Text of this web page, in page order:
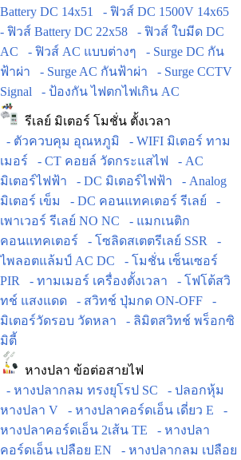
Battery DC 14x51
- ฟิวส์ DC 1500V 14x65
- ฟิวส์ Battery DC 22x58
- ฟิวส์ ใบมีด DC
AC
- ฟิวส์ AC แบบต่างๆ
- Surge DC กัน
ฟ้าผ่า
- Surge AC กันฟ้าผ่า
- Surge CCTV
Signal
- ป้องกัน ไฟตกไฟเกิน AC
รีเลย์ มิเตอร์ โมชั่น ตั้งเวลา
- ตัวควบคุม อุณหภูมิ
- WIFI มิเตอร์ ทาม
เมอร์
- CT คอยล์ วัดกระแสไฟ
- AC
มิเตอร์ไฟฟ้า
- DC มิเตอร์ไฟฟ้า
- Analog
มิเตอร์ เข็ม
- DC คอนแทคเตอร์ รีเลย์
-
เพาเวอร์ รีเลย์ NO NC
- แมกเนติก
คอนแทคเตอร์
- โซลิดสเตตรีเลย์ SSR
-
ไพลอตแล้มป์ AC DC
- โมชั่น เซ็นเซอร์
PIR
- ทามเมอร์ เครื่องตั้งเวลา
- โฟโต้สวิ
ทช์ แสงแดด
- สวิทช์ ปุ่มกด ON-OFF
-
มิเตอร์วัดรอบ วัดหลา
- ลิมิตสวิทช์ พร็อกซิ
มิตี้
หางปลา ข้อต่อสายไฟ
- หางปลากลม ทรงยุโรป SC
- ปลอกหุ้ม
หางปลา V
- หางปลาคอร์ดเอ็น เดี่ยว E
-
หางปลาคอร์ดเอ็น 2เส้น TE
- หางปลา
คอร์ดเอ็น เปลือย EN
- หางปลากลม เปลือย